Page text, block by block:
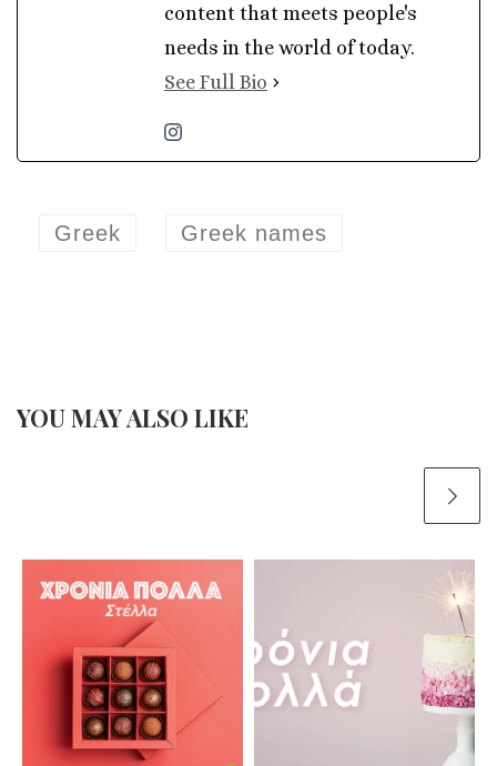
content that meets people's
needs in the world of today.
See Full Bio
Greek Greek names
YOU MAY ALSO LIKE